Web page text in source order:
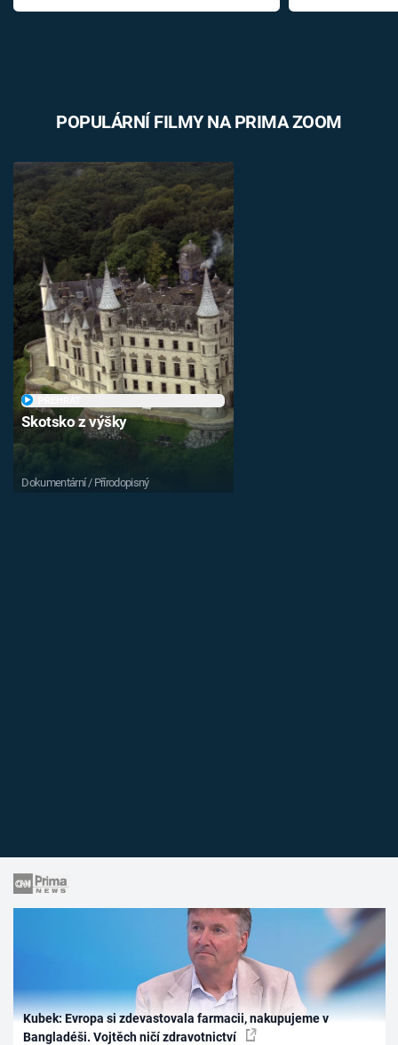
POPULÁRNÍ FILMY NA PRIMA ZOOM
Skotsko z výšky
Dokumentární / Přírodopisný
Kubek: Evropa si zdevastovala farmacii, nakupujeme v
Bangladéši. Vojtěch ničí zdravotnictví